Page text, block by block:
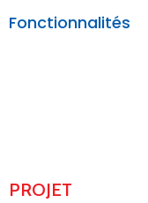
Fonctionnalités
PROJET